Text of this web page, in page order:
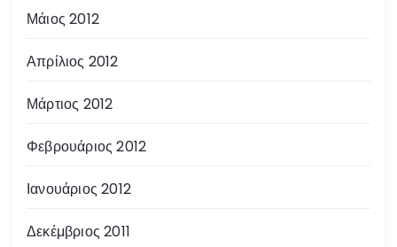
Μάιος 2012
Απρίλιος 2012
Μάρτιος 2012
Φεβρουάριος 2012
Ιανουάριος 2012
Δεκέμβριος 2011